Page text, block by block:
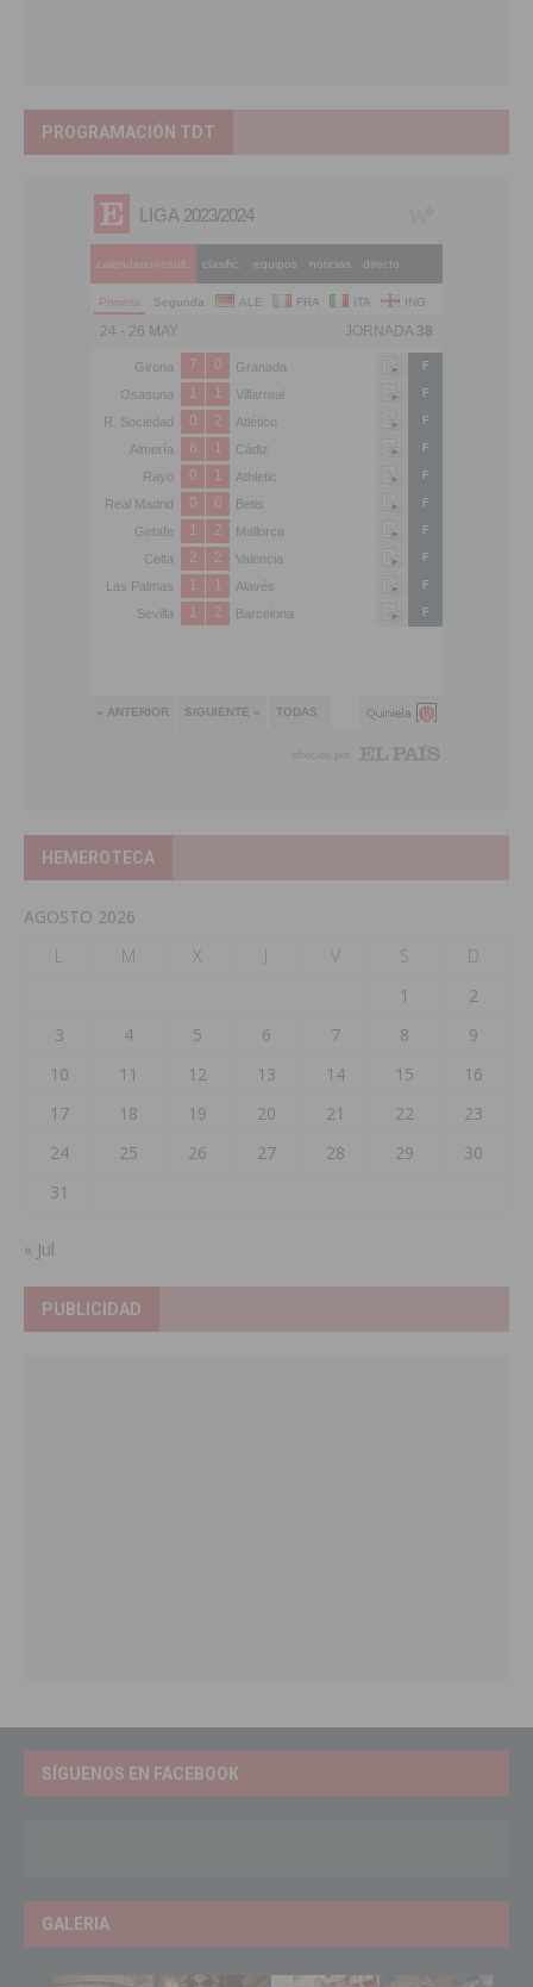
PROGRAMACIÓN TDT
HEMEROTECA
AGOSTO 2026
L
M X J V S
D
1
2
3
4 5 6 7 8
9
10
11 12 13 14 15
16
17
18 19 20 21 22
23
24
25 26 27 28 29
30
31
« Jul
PUBLICIDAD
SÍGUENOS EN FACEBOOK
GALERIA